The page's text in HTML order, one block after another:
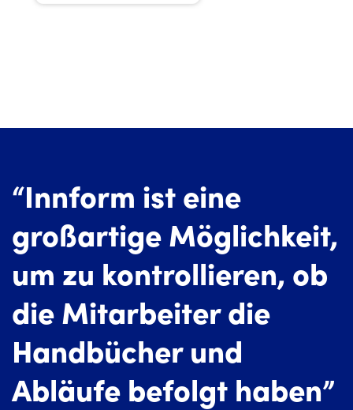
“Innform ist eine
großartige Möglichkeit,
um zu kontrollieren, ob
die Mitarbeiter die
Handbücher und
Abläufe befolgt haben”